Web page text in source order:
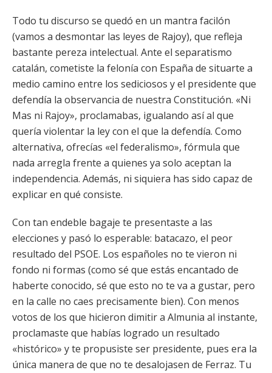
Todo tu discurso se quedó en un mantra facilón
(vamos a desmontar las leyes de Rajoy), que refleja
bastante pereza intelectual. Ante el separatismo
catalán, cometiste la felonía con España de situarte a
medio camino entre los sediciosos y el presidente que
defendía la observancia de nuestra Constitución. «Ni
Mas ni Rajoy», proclamabas, igualando así al que
quería violentar la ley con el que la defendía. Como
alternativa, ofrecías «el federalismo», fórmula que
nada arregla frente a quienes ya solo aceptan la
independencia. Además, ni siquiera has sido capaz de
explicar en qué consiste.
Con tan endeble bagaje te presentaste a las
elecciones y pasó lo esperable: batacazo, el peor
resultado del PSOE. Los españoles no te vieron ni
fondo ni formas (como sé que estás encantado de
haberte conocido, sé que esto no te va a gustar, pero
en la calle no caes precisamente bien). Con menos
votos de los que hicieron dimitir a Almunia al instante,
proclamaste que habías logrado un resultado
«histórico» y te propusiste ser presidente, pues era la
única manera de que no te desalojasen de Ferraz. Tu